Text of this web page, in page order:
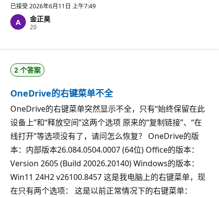
分
已接受2026年6月11日 上午7:49
金正昊
20信
2 个答案
OneDrive的右键菜单不全
OneDrive的右键菜单突然显示不全，只有“始终保留在此
设备上”和“释放空间”这两个选项 原来的“复制链接”、“在
线打开”等选项没有了，请问怎么恢复？ OneDrive的版
本：内部版本26.084.0504.0007 (64位) Office的版本：
Version 2605 (Build 20026.20140) Windows的版本：
Win11 24H2 v26100.8457 这是我电脑上的右键菜单，现
在只有两个选项： 这是以前正常情况下的右键菜单：